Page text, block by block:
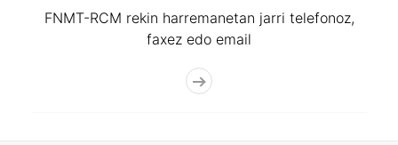
FNMT-RCM rekin harremanetan jarri telefonoz,
faxez edo email